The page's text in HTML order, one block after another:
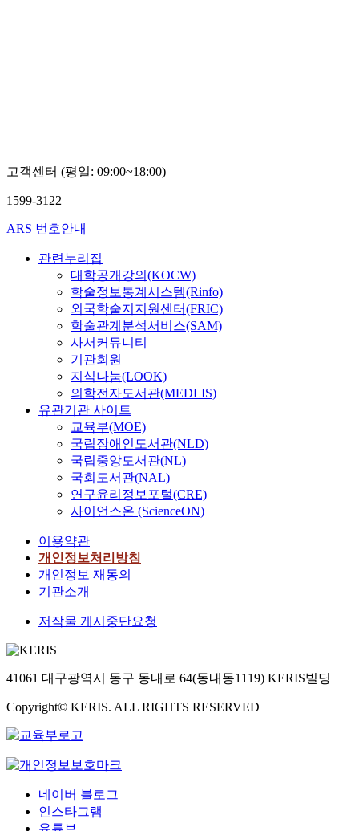
고객센터 (평일: 09:00~18:00)
1599-3122
ARS 번호안내
관련누리집
대학공개강의(KOCW)
학술정보통계시스템(Rinfo)
외국학술지지원센터(FRIC)
학술관계분석서비스(SAM)
사서커뮤니티
기관회원
지식나눔(LOOK)
의학전자도서관(MEDLIS)
유관기관 사이트
교육부(MOE)
국립장애인도서관(NLD)
국립중앙도서관(NL)
국회도서관(NAL)
연구윤리정보포털(CRE)
사이언스온 (ScienceON)
이용약관
개인정보처리방침
개인정보 재동의
기관소개
저작물 게시중단요청
41061 대구광역시 동구 동내로 64(동내동1119) KERIS빌딩
Copyright© KERIS. ALL RIGHTS RESERVED
네이버 블로그
인스타그램
유튜브